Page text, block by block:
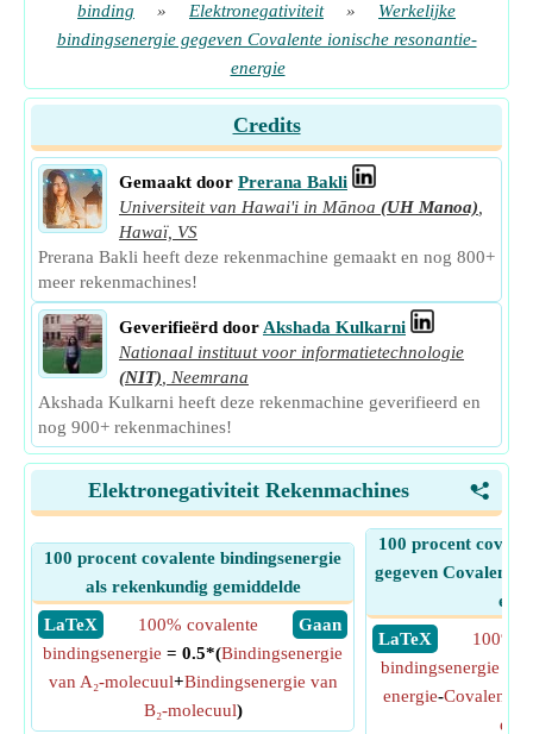
binding
» Elektronegativiteit »
Werkelijke
bindingsenergie gegeven Covalente ionische resonantie-
energie
Credits
Gemaakt door Prerana Bakli
Universiteit van Hawai'i in Mānoa (UH Manoa)
Hawaï, VS
Prerana Bakli heeft deze rekenmachine gemaakt en nog 800+
meer rekenmachines!
Geverifieërd door Akshada Kulkarni
Nationaal instituut voor informatietechnologie
(NIT)
Neemrana
Akshada Kulkarni heeft deze rekenmachine geverifieerd en
nog 900+ rekenmachines!
<
Elektronegativiteit Rekenmachines
100 procent covalente bindingsenergie
als rekenkundig gemiddelde
​ LaTeX
​ Gaan
100% covalente
bindingsenergie = 0.5*(Bindingsenergie
van A₂-molecuul+Bindingsenergie van
B₂-molecuul)
100 procent
gegeven Covalente
​ LaTeX
100%
bindingsenergie
energie-Covalente